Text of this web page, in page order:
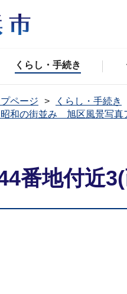
くらし・手続き
ページ くらし・手続き
昭和の街並み 旭区風景写真
番地付近